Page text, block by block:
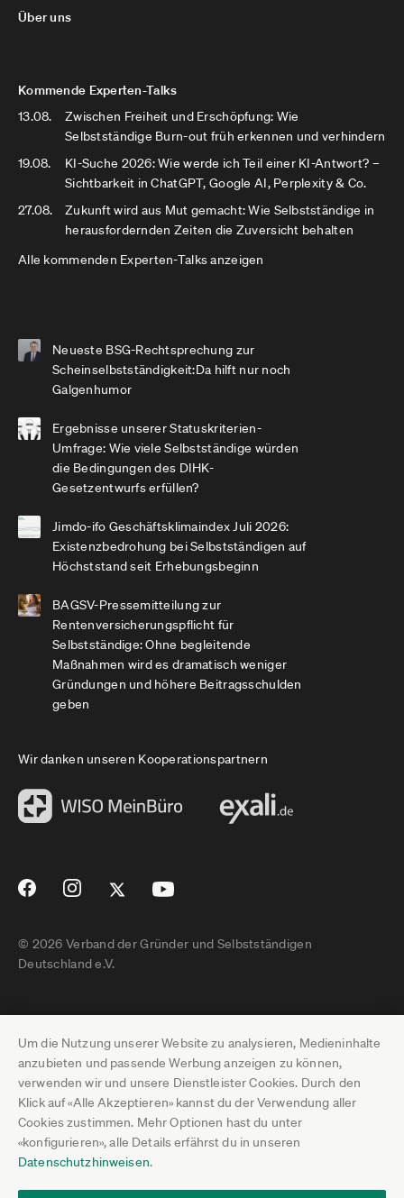
Um die Nutzung unserer Website zu analysieren, Medieninhalte
anzubieten und passende Werbung anzeigen zu können,
verwenden wir und unsere Dienstleister Cookies. Durch den
Klick auf «Alle Akzeptieren» kannst du der Verwendung aller
Cookies zustimmen. Mehr Optionen hast du unter
«konfigurieren», alle Details erfährst du in unseren
Datenschutzhinweisen.
Über uns
Kommende Experten-Talks
13.08.
Zwischen Freiheit und Erschöpfung: Wie
Selbstständige Burn-out früh erkennen und verhindern
19.08.
KI-Suche 2026: Wie werde ich Teil einer KI-Antwort? –
Sichtbarkeit in ChatGPT, Google AI, Perplexity & Co.
27.08.
Zukunft wird aus Mut gemacht: Wie Selbstständige in
herausfordernden Zeiten die Zuversicht behalten
Alle kommenden Experten-Talks anzeigen
Neueste BSG-Rechtsprechung zur
Scheinselbstständigkeit:Da hilft nur noch
Galgenhumor
Ergebnisse unserer Statuskriterien-
Umfrage: Wie viele Selbstständige würden
die Bedingungen des DIHK-
Gesetzentwurfs erfüllen?
Jimdo-ifo Geschäftsklimaindex Juli 2026:
Existenzbedrohung bei Selbstständigen auf
Höchststand seit Erhebungsbeginn
BAGSV-Pressemitteilung zur
Rentenversicherungspflicht für
Selbstständige: Ohne begleitende
Maßnahmen wird es dramatisch weniger
Gründungen und höhere Beitragsschulden
geben
Wir danken unseren Kooperationspartnern
© 2026 Verband der Gründer und Selbstständigen
Deutschland e.V.
Impressum
Datenschutz
Pressebereich
Jobs